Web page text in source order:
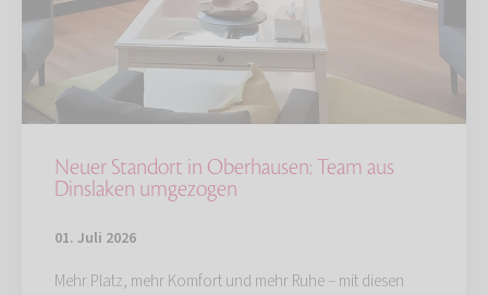
Neuer Standort in Oberhausen: Team aus
Dinslaken umgezogen
01. Juli 2026
Mehr Platz, mehr Komfort und mehr Ruhe – mit diesen